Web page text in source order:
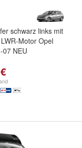
schwarz links mit
Motor Opel
07 NEU